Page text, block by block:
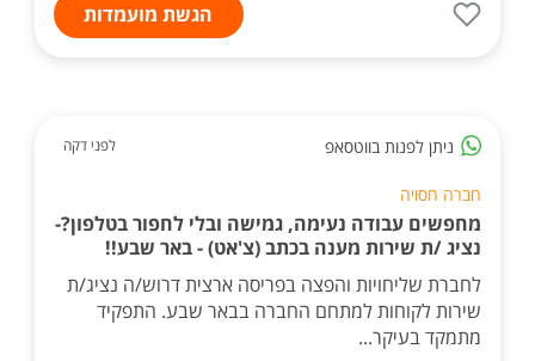
הגשת מועמדות
ניתן לפנות בווטסאפ לפני דקה
חברה חסויה
מחפשים עבודה נעימה, גמישה ובלי לחפור בטלפון?-
נציג /ת שירות מענה בכתב (צ'אט) - באר שבע!!
לחברת שליחויות והפצה בפריסה ארצית דרוש/ה נציג/ת
שירות לקוחות למתחם החברה בבאר שבע. התפקיד
מתמקד בעיקר...